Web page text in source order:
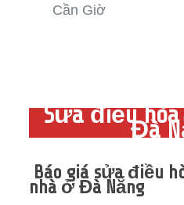
Cần Giờ
Sửa điều
Đà
Báo giá sửa điều
nhà ở Đà Nẵng